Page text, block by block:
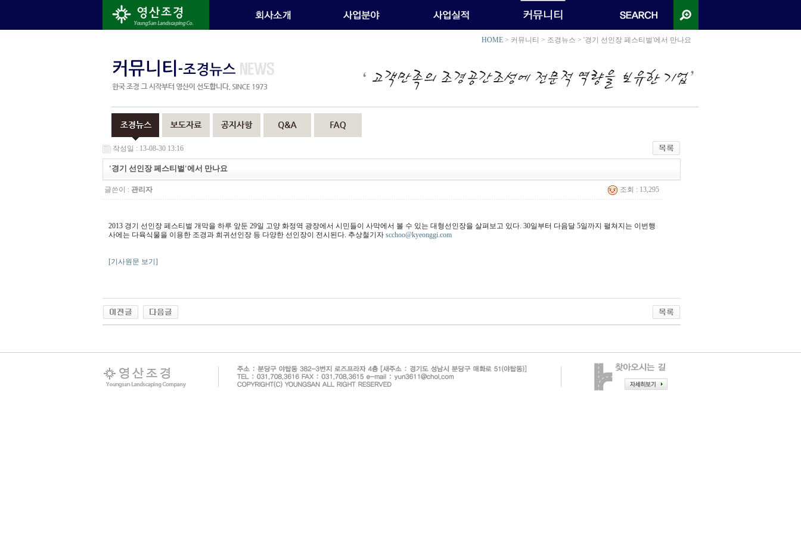
HOME > 커뮤니티 > 조경뉴스 > '경기 선인장 페스티벌'에서 만나요
작성일 : 13-08-30 13:16
'경기 선인장 페스티벌'에서 만나요
글쓴이 : 관리자 조회 : 13,295
2013 경기 선인장 페스티벌 개막을 하루 앞둔 29일 고양 화정역 광장에서 시민들이 사막에서 볼 수 있는 대형선인장을 살펴보고 있다. 30일부터 다음달 5일까지 펼쳐지는 이번행
사에는 다육식물을 이용한 조경과 희귀선인장 등 다양한 선인장이 전시된다. 추상철기자 scchoo@kyeonggi.com
[기사원문 보기]